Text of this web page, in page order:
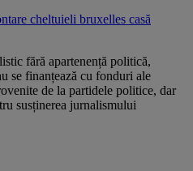
cheltuieli bruxelles casă
fără apartenență politică,
se finanțează cu fonduri ale
de la partidele politice, dar
susținerea jurnalismului